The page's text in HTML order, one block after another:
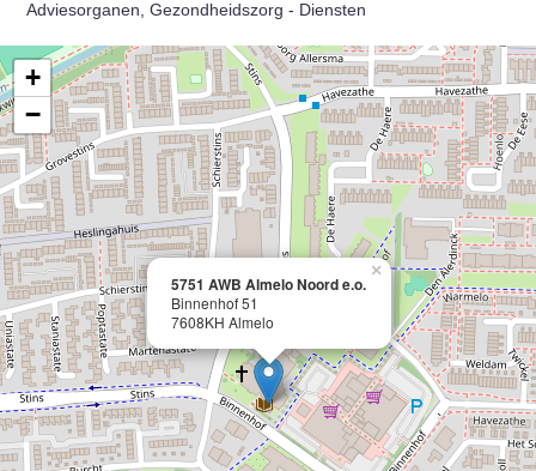
Adviesorganen, Gezondheidszorg - Diensten
5751 AWB Almelo Noord e.o.
Binnenhof 51
7608KH Almelo
×
+
−